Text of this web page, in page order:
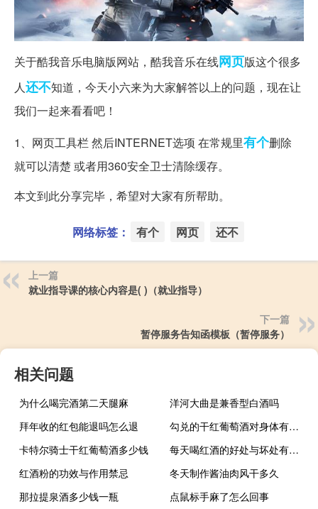
关于酷我音乐电脑版网站，酷我音乐在线网页版这个很多
人还不知道，今天小六来为大家解答以上的问题，现在让
我们一起来看看吧！
1、网页工具栏 然后INTERNET选项 在常规里有个删除
就可以清楚 或者用360安全卫士清除缓存。
本文到此分享完毕，希望对大家有所帮助。
网络标签： 有个 网页 还不
上一篇
就业指导课的核心内容是( )（就业指导）
下一篇
暂停服务告知函模板（暂停服务）
相关问题
为什么喝完酒第二天腿麻
洋河大曲是兼香型白酒吗
拜年收的红包能退吗怎么退
勾兑的干红葡萄酒对身体有害吗
卡特尔骑士干红葡萄酒多少钱
每天喝红酒的好处与坏处有哪些
红酒粉的功效与作用禁忌
冬天制作酱油肉风干多久
那拉提泉酒多少钱一瓶
点鼠标手麻了怎么回事